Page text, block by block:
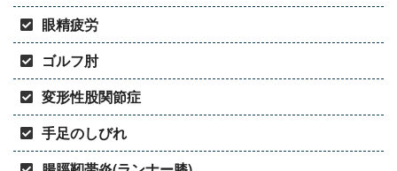
眼精疲労
ゴルフ肘
変形性股関節症
手足のしびれ